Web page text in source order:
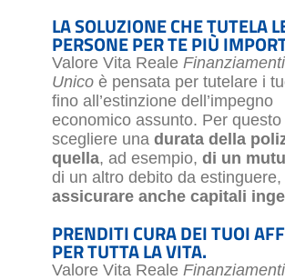
LA SOLUZIONE CHE TUTELA
PERSONE PER TE PIÙ
Valore Vita Reale
Unicoè pensata per tutelare i
fino all’estinzione dell’impegno
economico assunto. Per questo
scegliere unadurata della
quella, ad esempio,di un
di un altro debito da estinguere,
assicurare anche capitali
PRENDITI CURA DEI TUOI
PER TUTTA LA VITA.
Valore Vita Reale